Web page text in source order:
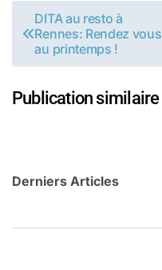
Navigation
de
l’article
DITA au resto à
Rennes: Rendez vous
au printemps !
Publication similaire
Derniers Articles